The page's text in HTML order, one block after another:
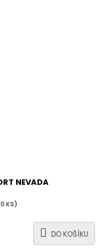
NEVADA
KS)
DO KOŠÍKU